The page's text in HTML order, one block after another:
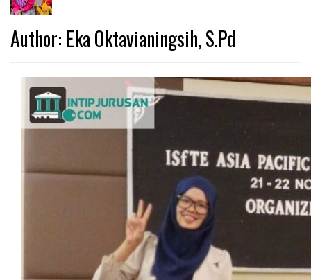
Author: Eka Oktavianingsih, S.Pd